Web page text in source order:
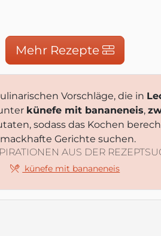
Mehr Rezepte
Vorschläge, die in
künefe mit bananeneis,
sodass das Kochen
Gerichte suchen.
AUS DER
künefe mit bananeneis